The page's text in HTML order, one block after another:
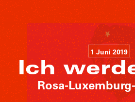
1 Juni 2019
Ich
Rosa-